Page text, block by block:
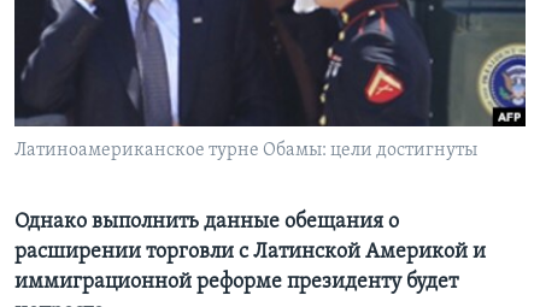
Learning English
СОЦИАЛЬНЫЕ СЕТИ
Языки
Латиноамериканское турне Обамы: цели достигнуты
Однако выполнить данные обещания о
расширении торговли с Латинской Америкой и
иммиграционной реформе президенту будет